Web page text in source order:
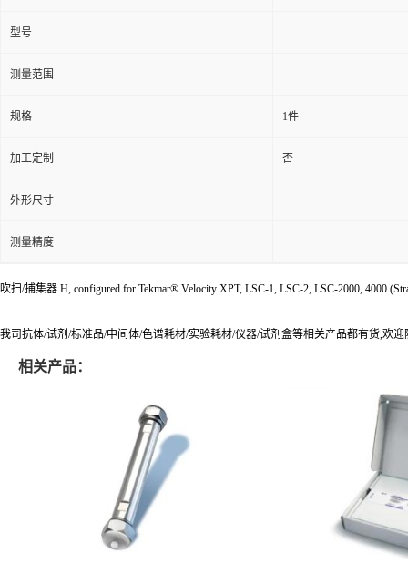
型号
测量范围
规格 1件
加工定制 否
外形尺寸
测量精度
吹扫/捕集器 H, configured for Tekmar® Velocity XPT, LSC-1, LSC-2, LSC-2000, 4000
我司抗体/试剂/标准品/中间体/色谱耗材/实验耗材/仪器/试剂盒等相关产品都有货,欢
相关产品：